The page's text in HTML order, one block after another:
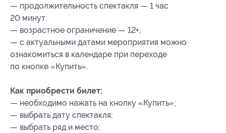
— продолжительность спектакля — 1 час
20 минут;
— возрастное ограничение — 12+;
— с актуальными датами мероприятия можно
ознакомиться в календаре при переходе
по кнопке «Купить».
Как приобрести билет:
— необходимо нажать на кнопку «Купить»;
— выбрать дату спектакля;
— выбрать ряд и место;